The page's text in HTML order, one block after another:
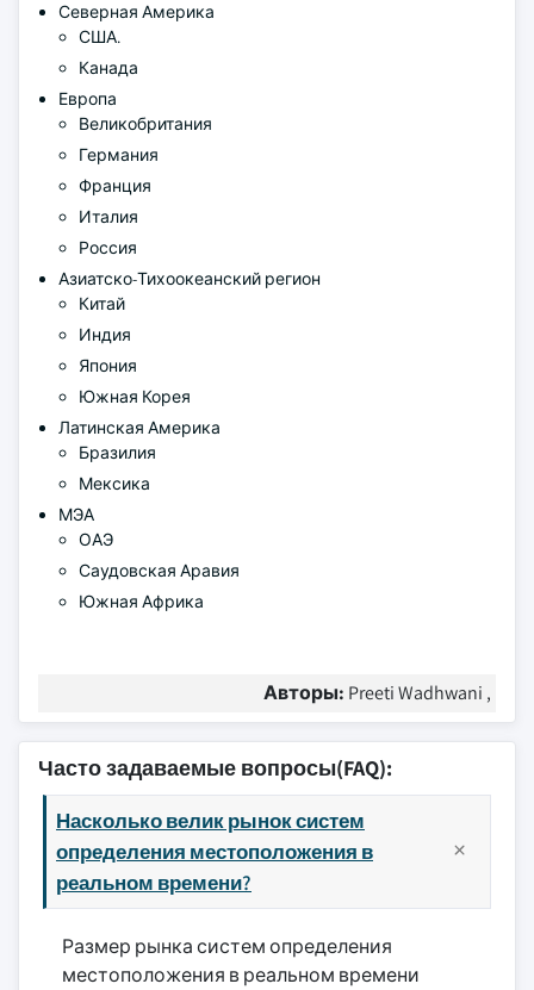
Северная Америка
США.
Канада
Европа
Великобритания
Германия
Франция
Италия
Россия
Азиатско-Тихоокеанский регион
Китай
Индия
Япония
Южная Корея
Латинская Америка
Бразилия
Мексика
МЭА
ОАЭ
Саудовская Аравия
Южная Африка
Авторы: Preeti Wadhwani ,
Часто задаваемые вопросы(FAQ):
Насколько велик рынок систем
определения местоположения в
реальном времени?
Размер рынка систем определения
местоположения в реальном времени